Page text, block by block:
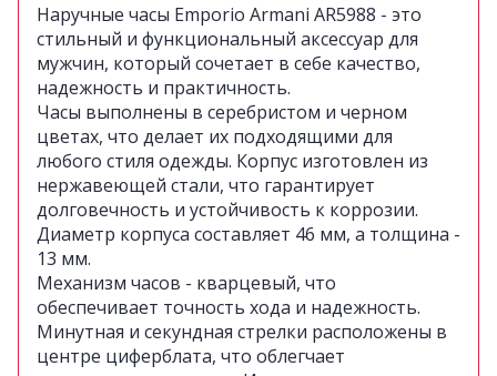
Наручные часы Emporio Armani AR5988 - это
стильный и функциональный аксессуар для
мужчин, который сочетает в себе качество,
надежность и практичность.
Часы выполнены в серебристом и черном
цветах, что делает их подходящими для
любого стиля одежды. Корпус изготовлен из
нержавеющей стали, что гарантирует
долговечность и устойчивость к коррозии.
Диаметр корпуса составляет 46 мм, а толщина -
13 мм.
Механизм часов - кварцевый, что
обеспечивает точность хода и надежность.
Минутная и секундная стрелки расположены в
центре циферблата, что облегчает